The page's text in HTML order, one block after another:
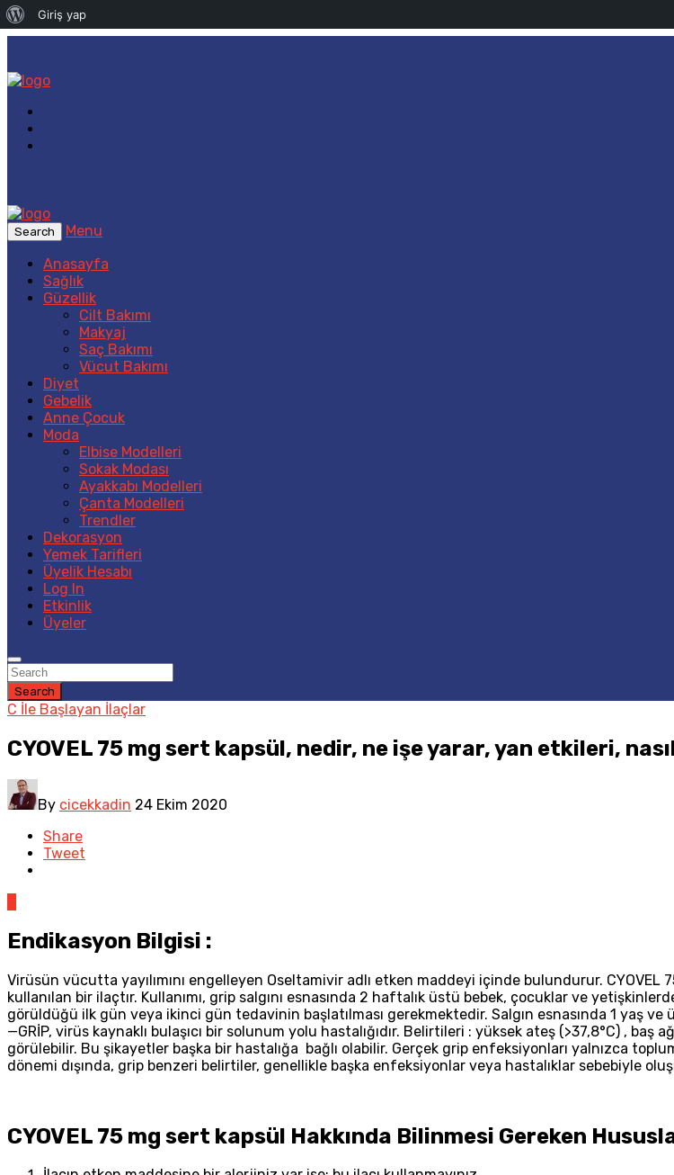
WordPress
Giriş yap
Search
Menu
Anasayfa
Sağlık
Güzellik
Cilt Bakımı
Makyaj
Saç Bakımı
Vücut Bakımı
Diyet
Gebelik
Anne Çocuk
Moda
Elbise Modelleri
Sokak Modası
Ayakkabı Modelleri
Çanta Modelleri
Trendler
Dekorasyon
Yemek Tarifleri
Üyelik Hesabı
Log In
Etkinlik
Üyeler
Search
C İle Başlayan İlaçlar
CYOVEL 75 mg sert kapsül, nedir, ne işe yarar, yan etkileri,
By cicekkadin 24 Ekim 2020
Share
Tweet
Endikasyon Bilgisi :
Virüsün vücutta yayılımını engelleyen Oseltamivir adlı etken maddeyi içinde bulundurur.
kullanılan bir ilaçtır. Kullanımı, grip salgını esnasında 2 haftalık üstü bebek, çocuklar ve
görüldüğü ilk gün veya ikinci gün tedavinin başlatılması gerekmektedir. Salgın esnasında 1 yaş
—GRİP, virüs kaynaklı bulaşıcı bir solunum yolu hastalığıdır. Belirtileri : yüksek ateş (>37,8°C) , baş
görülebilir. Bu şikayetler başka bir hastalığa bağlı olabilir. Gerçek grip enfeksiyonları yalnızca
dönemi dışında, grip benzeri belirtiler, genellikle başka enfeksiyonlar veya hastalıklar sebebiyle
CYOVEL 75 mg sert kapsül Hakkında Bilinmesi Gereken